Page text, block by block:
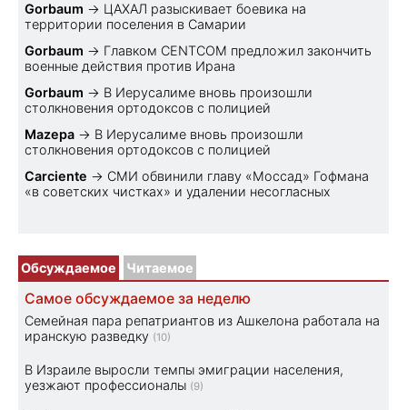
Gorbaum → ЦАХАЛ разыскивает боевика на
территории поселения в Самарии
Gorbaum → Главком CENTCOM предложил закончить
военные действия против Ирана
Gorbaum → В Иерусалиме вновь произошли
столкновения ортодоксов с полицией
Mazepa → В Иерусалиме вновь произошли
столкновения ортодоксов с полицией
Carciente → СМИ обвинили главу «Моссад» Гофмана
«в советских чистках» и удалении несогласных
Обсуждаемое Читаемое
Самое обсуждаемое за неделю
Семейная пара репатриантов из Ашкелона работала на
иранскую разведку (10)
В Израиле выросли темпы эмиграции населения,
уезжают профессионалы (9)